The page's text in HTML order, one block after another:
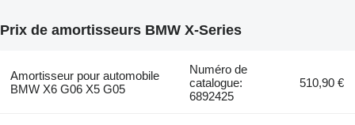
Prix de amortisseurs BMW X-Series
Amortisseur pour automobile
BMW X6 G06 X5 G05
Numéro de
catalogue:
6892425
510,90 €